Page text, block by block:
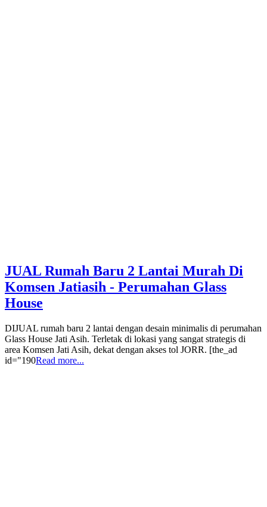
JUAL Rumah Baru 2 Lantai Murah Di
Komsen Jatiasih - Perumahan Glass
House
DIJUAL rumah baru 2 lantai dengan desain minimalis di perumahan
Glass House Jati Asih. Terletak di lokasi yang sangat strategis di
area Komsen Jati Asih, dekat dengan akses tol JORR. [the_ad
id="190Read more...